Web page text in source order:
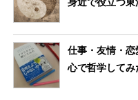
仕事・友情・
心で哲学してみ